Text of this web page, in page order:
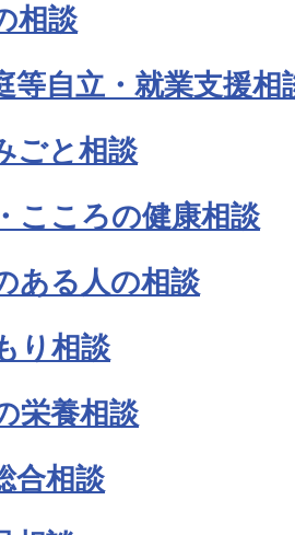
相談
等自立・就業支援相
ごと相談
こころの健康相談
ある人の相談
り相談
栄養相談
合相談